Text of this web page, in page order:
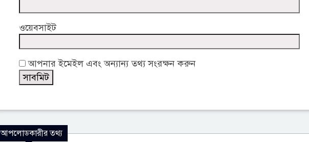
ওয়েবসাইট
আপনার ইমেইল এবং অন্যান্য তথ্য সংরক্ষন করুন
আপলোডকারীর তথ্য